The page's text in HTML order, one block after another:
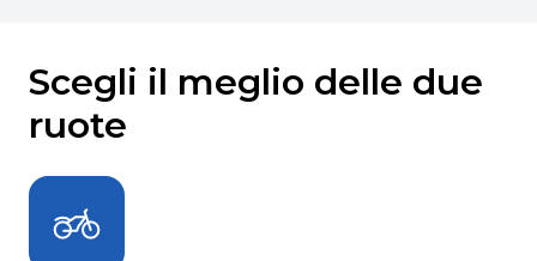
Scegli il meglio delle due
ruote